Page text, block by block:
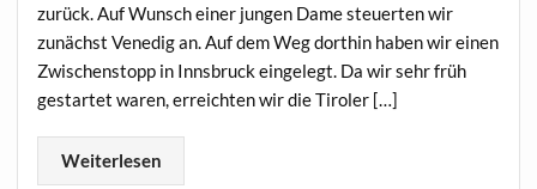
zurück. Auf Wunsch einer jungen Dame steuerten wir
zunächst Venedig an. Auf dem Weg dorthin haben wir einen
Zwischenstopp in Innsbruck eingelegt. Da wir sehr früh
gestartet waren, erreichten wir die Tiroler […]
Weiterlesen